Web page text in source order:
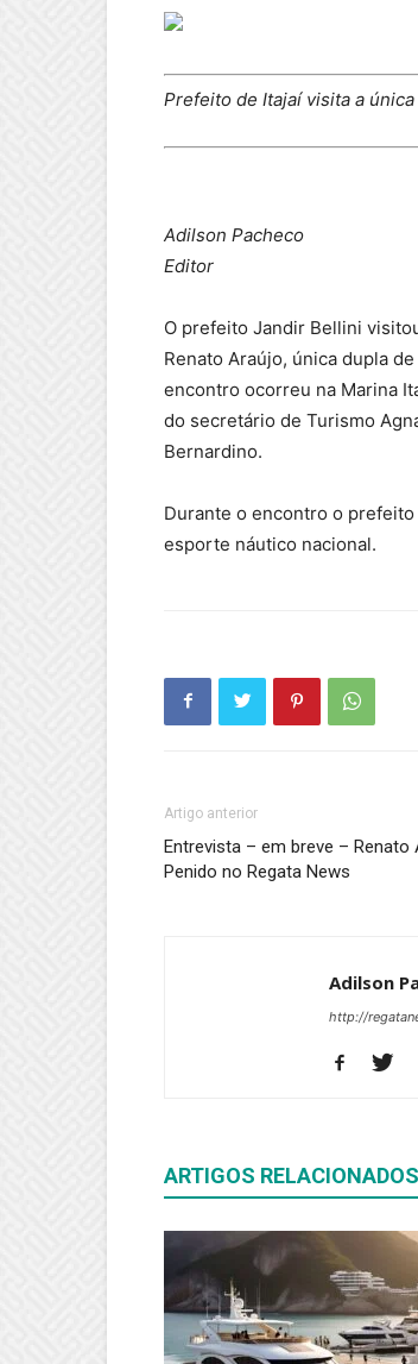
Prefeito de Itajaí visita a
Adilson Pacheco
Editor
O prefeito Jandir Bellini
Renato Araújo, única dupla
encontro ocorreu na Marina
do secretário de Turismo
Bernardino.
Durante o encontro o
esporte náutico nacional.
Artigo anterior
Entrevista – em breve – Renato
Penido no Regata News
Adilson
http://
ARTIGOS RELACIONADOS